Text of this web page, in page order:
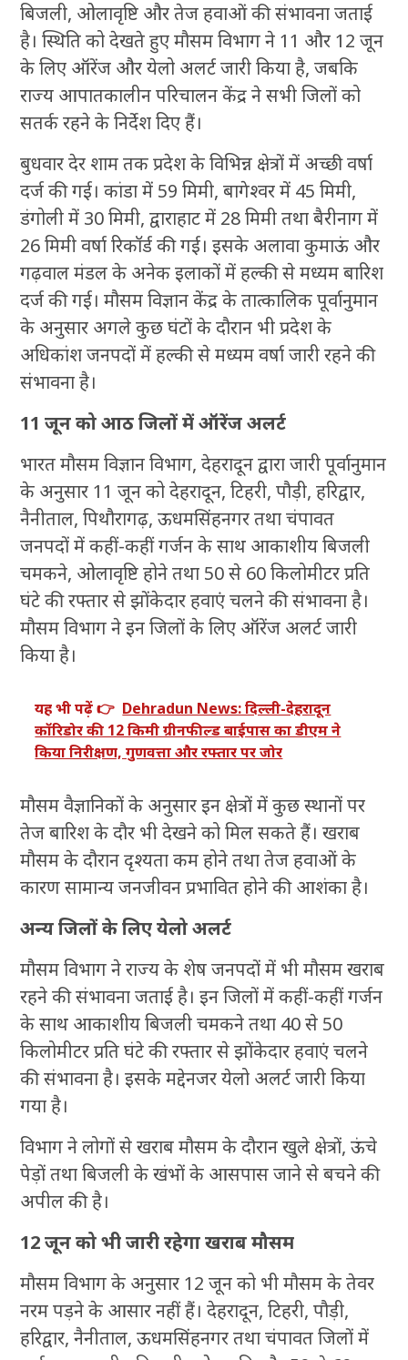
बिजली, ओलावृष्टि और तेज हवाओं की संभावना जताई
है। स्थिति को देखते हुए मौसम विभाग ने 11 और 12 जून
के लिए ऑरेंज और येलो अलर्ट जारी किया है, जबकि
राज्य आपातकालीन परिचालन केंद्र ने सभी जिलों को
सतर्क रहने के निर्देश दिए हैं।
बुधवार देर शाम तक प्रदेश के विभिन्न क्षेत्रों में अच्छी वर्षा
दर्ज की गई। कांडा में 59 मिमी, बागेश्वर में 45 मिमी,
डंगोली में 30 मिमी, द्वाराहाट में 28 मिमी तथा बैरीनाग में
26 मिमी वर्षा रिकॉर्ड की गई। इसके अलावा कुमाऊं और
गढ़वाल मंडल के अनेक इलाकों में हल्की से मध्यम बारिश
दर्ज की गई। मौसम विज्ञान केंद्र के तात्कालिक पूर्वानुमान
के अनुसार अगले कुछ घंटों के दौरान भी प्रदेश के
अधिकांश जनपदों में हल्की से मध्यम वर्षा जारी रहने की
संभावना है।
11 जून को आठ जिलों में ऑरेंज अलर्ट
भारत मौसम विज्ञान विभाग, देहरादून द्वारा जारी पूर्वानुमान
के अनुसार 11 जून को देहरादून, टिहरी, पौड़ी, हरिद्वार,
नैनीताल, पिथौरागढ़, ऊधमसिंहनगर तथा चंपावत
जनपदों में कहीं-कहीं गर्जन के साथ आकाशीय बिजली
चमकने, ओलावृष्टि होने तथा 50 से 60 किलोमीटर प्रति
घंटे की रफ्तार से झोंकेदार हवाएं चलने की संभावना है।
मौसम विभाग ने इन जिलों के लिए ऑरेंज अलर्ट जारी
किया है।
यह भी पढ़ें 👉 Dehradun News: दिल्ली-देहरादून
कॉरिडोर की 12 किमी ग्रीनफील्ड बाईपास का डीएम ने
किया निरीक्षण, गुणवत्ता और रफ्तार पर जोर
मौसम वैज्ञानिकों के अनुसार इन क्षेत्रों में कुछ स्थानों पर
तेज बारिश के दौर भी देखने को मिल सकते हैं। खराब
मौसम के दौरान दृश्यता कम होने तथा तेज हवाओं के
कारण सामान्य जनजीवन प्रभावित होने की आशंका है।
अन्य जिलों के लिए येलो अलर्ट
मौसम विभाग ने राज्य के शेष जनपदों में भी मौसम खराब
रहने की संभावना जताई है। इन जिलों में कहीं-कहीं गर्जन
के साथ आकाशीय बिजली चमकने तथा 40 से 50
किलोमीटर प्रति घंटे की रफ्तार से झोंकेदार हवाएं चलने
की संभावना है। इसके मद्देनजर येलो अलर्ट जारी किया
गया है।
विभाग ने लोगों से खराब मौसम के दौरान खुले क्षेत्रों, ऊंचे
पेड़ों तथा बिजली के खंभों के आसपास जाने से बचने की
अपील की है।
12 जून को भी जारी रहेगा खराब मौसम
मौसम विभाग के अनुसार 12 जून को भी मौसम के तेवर
नरम पड़ने के आसार नहीं हैं। देहरादून, टिहरी, पौड़ी,
हरिद्वार, नैनीताल, ऊधमसिंहनगर तथा चंपावत जिलों में